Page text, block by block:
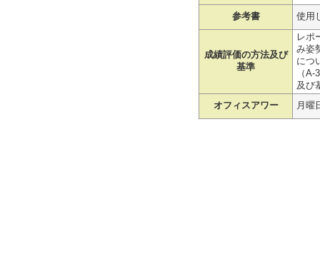
参考書 使用
成績評価の方法及び
基準
レポ
み姿
につ
（
及び
オフィスアワー
月曜